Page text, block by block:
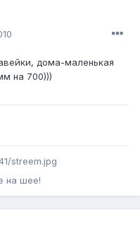
дома-маленькая
на 700)))
streem.jpg
на шее!